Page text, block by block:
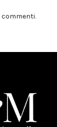
commenti.